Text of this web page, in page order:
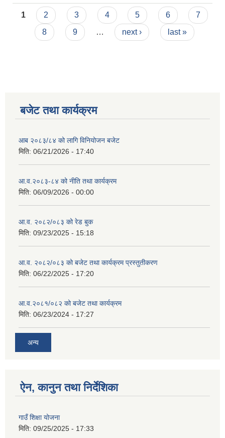
Pages
1 2 3 4 5 6
7
8
9 … next › last »
बजेट तथा कार्यक्रम
आब २०८३/८४ को लागि विनियोजन बजेट
मिति: 06/21/2026 - 17:40
आ.व.२०८३-८४ को नीति तथा कार्यक्रम
मिति: 06/09/2026 - 00:00
आ.व. २०८२/०८३ को रेड बुक
मिति: 09/23/2025 - 15:18
आ.व. २०८२/०८३ को बजेट तथा कार्यक्रम प्रस्तुतीकरण
मिति: 06/22/2025 - 17:20
आ.व.२०८१/०८२ को बजेट तथा कार्यक्रम
मिति: 06/23/2024 - 17:27
अन्य
ऐन, कानुन तथा निर्देशिका
गाउँ शिक्षा योजना
मिति: 09/25/2025 - 17:33